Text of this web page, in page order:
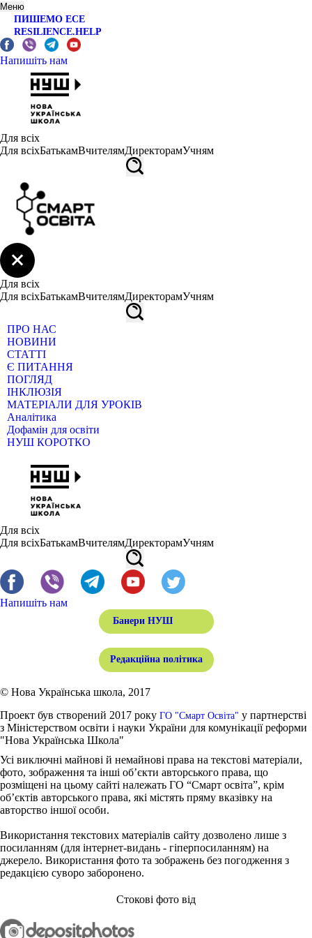
Меню
ПИШЕМО ЕСЕ
RESILIENCE.HELP
Напишіть нам
Для всіх
Для всіхБатькамВчителямДиректорамУчням
Для всіх
Для всіхБатькамВчителямДиректорамУчням
ПРО НАС
НОВИНИ
СТАТТІ
Є ПИТАННЯ
ПОГЛЯД
ІНКЛЮЗІЯ
МАТЕРІАЛИ ДЛЯ УРОКІВ
Аналітика
Дофамін для освіти
НУШ КОРОТКО
Для всіх
Для всіхБатькамВчителямДиректорамУчням
Напишіть нам
Банери НУШ
Редакційна політика
© Нова Українська школа, 2017
Проект був створений 2017 року ГО "Смарт Освіта" у партнерстві
з Міністерством освіти і науки України для комунікації реформи
"Нова Українська Школа"
Усі виключні майнові й немайнові права на текстові матеріали,
фото, зображення та інші об’єкти авторського права, що
розміщені на цьому сайті належать ГО “Смарт освіта”, крім
об’єктів авторського права, які містять пряму вказівку на
авторство іншої особи.
Використання текстових матеріалів сайту дозволено лише з
посиланням (для інтернет-видань - гіперпосиланням) на
джерело. Використання фото та зображень без погодження з
редакцією суворо заборонено.
Стокові фото від